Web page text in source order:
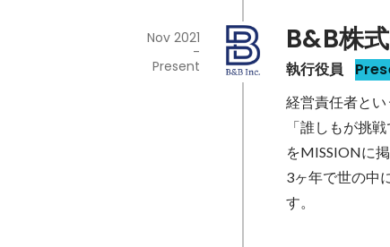
B&B株
執行役員
Nov 2021
-
Present
経営責任者とい
「誰しもが挑
をMISSIONに
3ヶ年で世の中
す。